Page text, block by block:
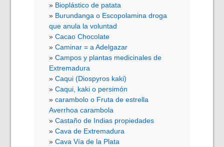
Bioplástico de patata
Burundanga o Escopolamina droga
que anula la voluntad
Cacao Chocolate
Caminar = a Adelgazar
Campos y plantas medicinales de
Extremadura
Caqui (Diospyros kaki)
Caqui, kaki o persimón
carambolo o Fruta de estrella
Averrhoa carambola
Castaño de Indias propiedades
Cava de Extremadura
Cava Vía de la Plata